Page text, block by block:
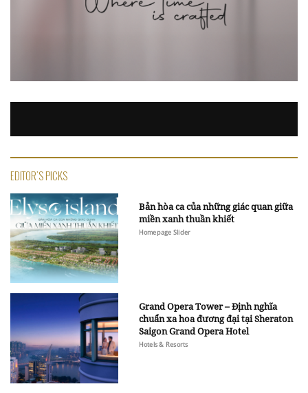
EDITOR'S PICKS
Bản hòa ca của những giác quan giữa
miền xanh thuần khiết
Homepage Slider
Grand Opera Tower – Định nghĩa
chuẩn xa hoa đương đại tại Sheraton
Saigon Grand Opera Hotel
Hotels & Resorts